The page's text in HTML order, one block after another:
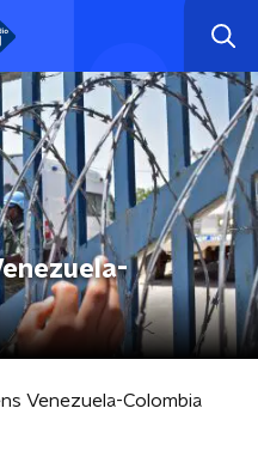
Venezuela-Colombia